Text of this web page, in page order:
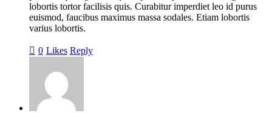
lobortis tortor facilisis quis. Curabitur imperdiet leo id purus
euismod, faucibus maximus massa sodales. Etiam lobortis
varius lobortis.
0 Likes Reply